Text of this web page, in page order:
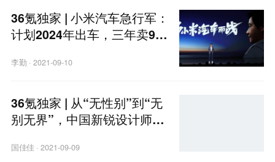
36氪独家 | 小米汽车急行军：
计划2024年出车，三年卖90
李勤 · 2021-09-10
36氪独家 | 从“无性别”到“无
别无界”，中国新锐设计师品
融资
国佳佳 ·2021-09-09